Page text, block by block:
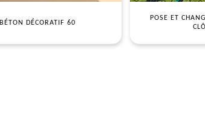
BÉTON DÉCORATIF 60
POSE ET